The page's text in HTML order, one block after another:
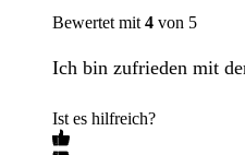
Bewertet mit 4 von 5
Ich bin zufrieden mit
Ist es hilfreich?